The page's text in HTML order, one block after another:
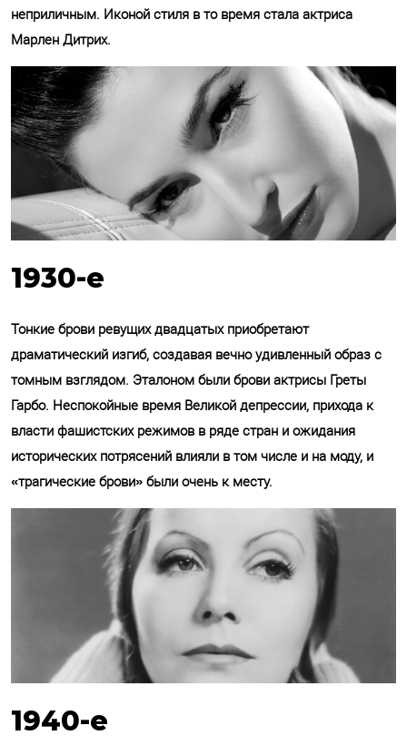
неприличным. Иконой стиля в то время стала актриса
Марлен Дитрих.
1930-е
Тонкие брови ревущих двадцатых приобретают
драматический изгиб, создавая вечно удивленный образ с
томным взглядом. Эталоном были брови актрисы Греты
Гарбо. Неспокойные время Великой депрессии, прихода к
власти фашистских режимов в ряде стран и ожидания
исторических потрясений влияли в том числе и на моду, и
«трагические брови» были очень к месту.
1940-е